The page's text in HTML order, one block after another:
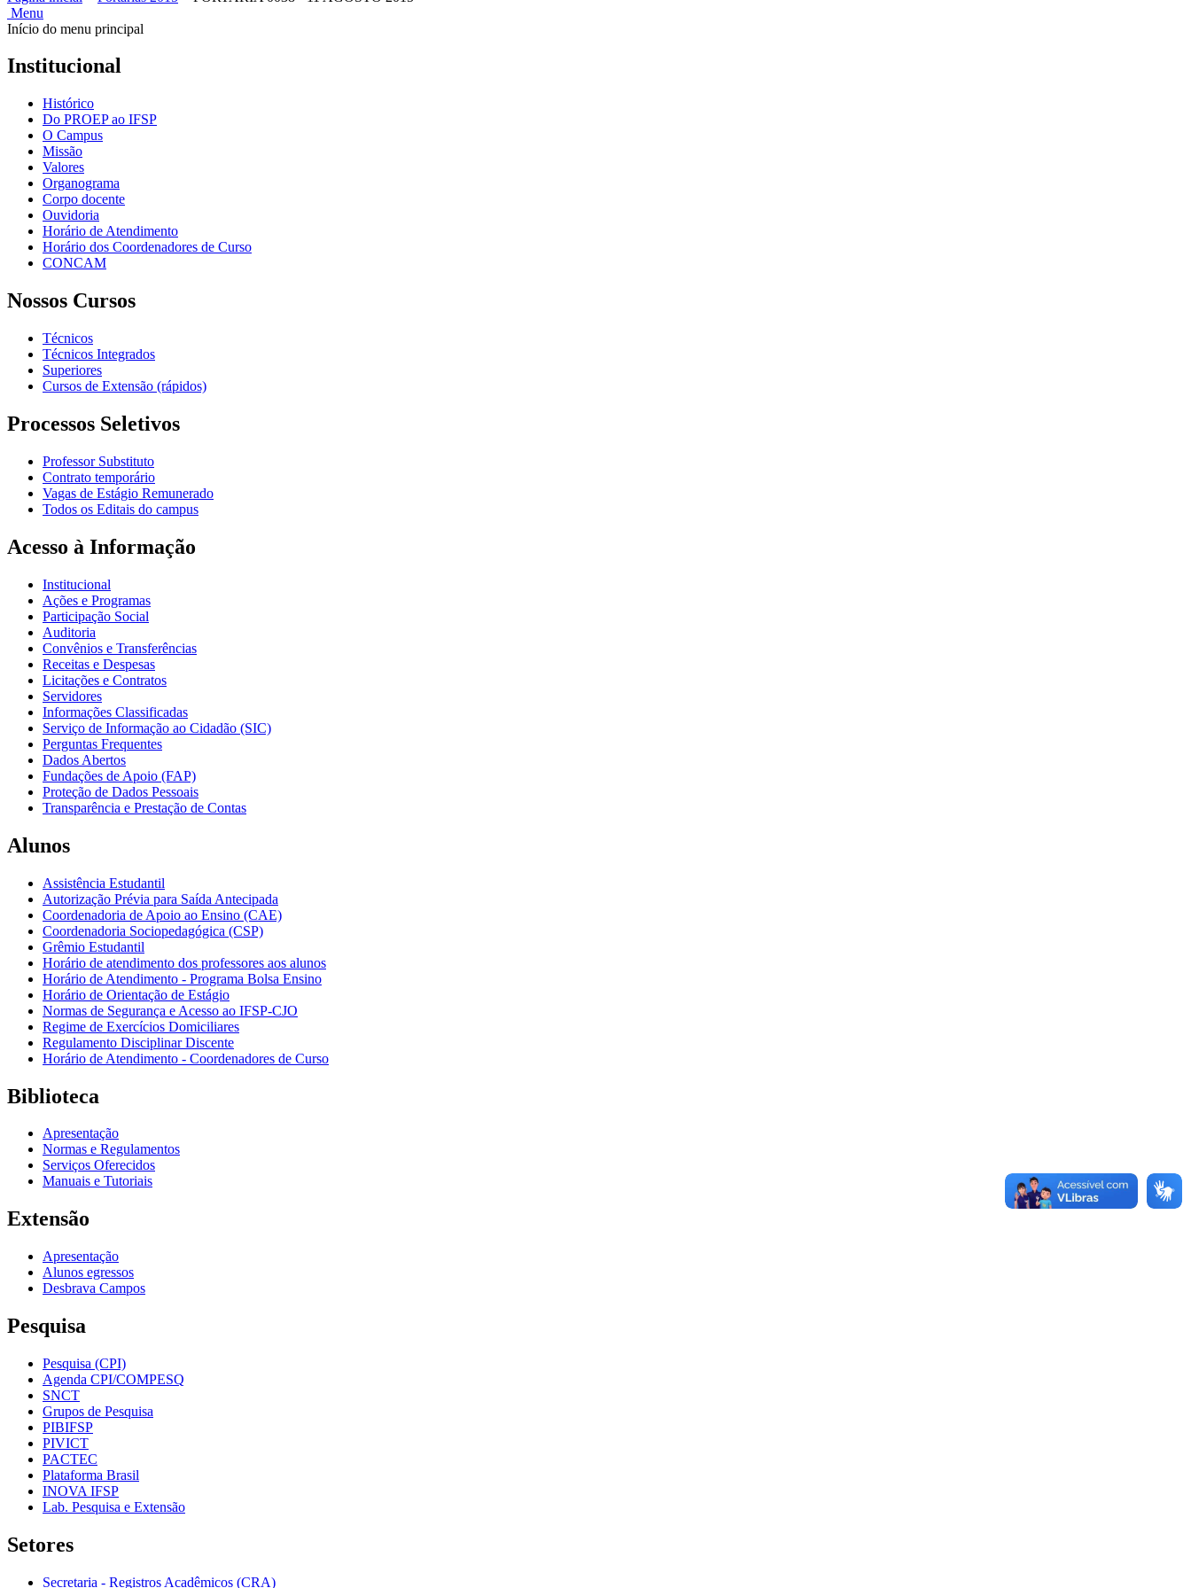
Menu
Início do menu principal
Institucional
Histórico
Do PROEP ao IFSP
O Campus
Missão
Valores
Organograma
Corpo docente
Ouvidoria
Horário de Atendimento
Horário dos Coordenadores de Curso
CONCAM
Nossos Cursos
Técnicos
Técnicos Integrados
Superiores
Cursos de Extensão (rápidos)
Processos Seletivos
Professor Substituto
Contrato temporário
Vagas de Estágio Remunerado
Todos os Editais do campus
Acesso à Informação
Institucional
Ações e Programas
Participação Social
Auditoria
Convênios e Transferências
Receitas e Despesas
Licitações e Contratos
Servidores
Informações Classificadas
Serviço de Informação ao Cidadão (SIC)
Perguntas Frequentes
Dados Abertos
Fundações de Apoio (FAP)
Proteção de Dados Pessoais
Transparência e Prestação de Contas
Alunos
Assistência Estudantil
Autorização Prévia para Saída Antecipada
Coordenadoria de Apoio ao Ensino (CAE)
Coordenadoria Sociopedagógica (CSP)
Grêmio Estudantil
Horário de atendimento dos professores aos alunos
Horário de Atendimento - Programa Bolsa Ensino
Horário de Orientação de Estágio
Normas de Segurança e Acesso ao IFSP-CJO
Regime de Exercícios Domiciliares
Regulamento Disciplinar Discente
Horário de Atendimento - Coordenadores de Curso
Biblioteca
Apresentação
Normas e Regulamentos
Serviços Oferecidos
Manuais e Tutoriais
Extensão
Apresentação
Alunos egressos
Desbrava Campos
Pesquisa
Pesquisa (CPI)
Agenda CPI/COMPESQ
SNCT
Grupos de Pesquisa
PIBIFSP
PIVICT
PACTEC
Plataforma Brasil
INOVA IFSP
Lab. Pesquisa e Extensão
Setores
Secretaria - Registros Acadêmicos (CRA)